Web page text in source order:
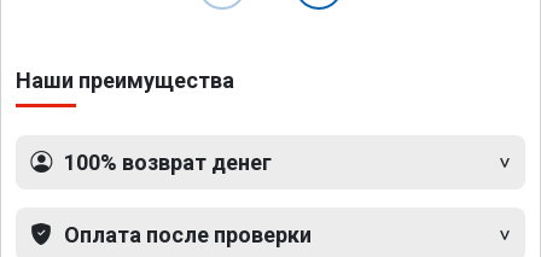
Наши преимущества
100% возврат денег
Оплата после проверки